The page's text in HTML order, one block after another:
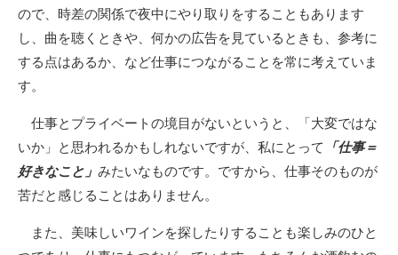
ので、時差の関係で夜中にやり取りをすることもあります
し、曲を聴くときや、何かの広告を見ているときも、参考に
する点はあるか、など仕事につながることを常に考えていま
す。
仕事とプライベートの境目がないというと、「大変ではな
いか」と思われるかもしれないですが、私にとって 「仕事＝
好きなこと」 みたいなものです。ですから、仕事そのものが
苦だと感じることはありません。
また、美味しいワインを探したりすることも楽しみのひと